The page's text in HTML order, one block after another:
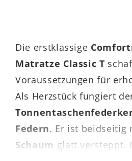
Die erstklassige
Matratze Classic T
Voraussetzungen für
Als Herzstück fungiert
Federn. Er ist beidseitig
Schaum glatt versteppt.